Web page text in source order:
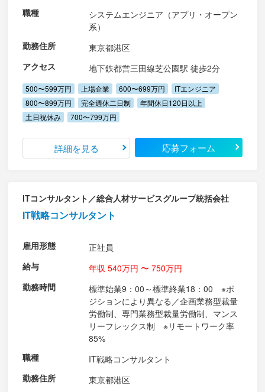
職種
システムエンジニア（アプリ・オープン
系）
勤務住所
東京都港区
アクセス
地下鉄都営三田線芝公園駅 徒歩2分
500〜599万円 上場企業 600〜699万円
ITエンジニア
800〜899万円
完全週休二日制
年間休日120日以上
土日祝休み
700〜799万円
詳細を見る 応募フォーム
ITコンサルタント／総合人材サービスグループ統括会社
IT戦略コンサルタント
雇用形態
正社員
給与
年収 540万円 〜 750万円
勤務時間
標準始業9：00～標準終業18：00 ※ポ
ジションにより異なる／企画業務型裁量
労働制、専門業務型裁量労働制、マンス
リーフレックス制 ※リモートワーク率
85%
職種
IT戦略コンサルタント
勤務住所
東京都港区